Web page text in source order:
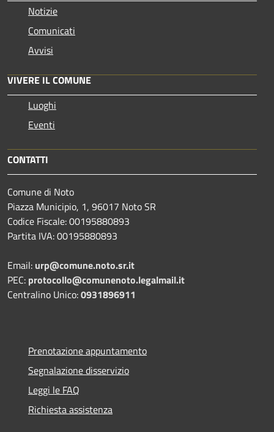
Notizie
Comunicati
Avvisi
VIVERE IL COMUNE
Luoghi
Eventi
CONTATTI
Comune di Noto
Piazza Municipio, 1, 96017 Noto SR
Codice Fiscale: 00195880893
Partita IVA: 00195880893
Email: urp@comune.noto.sr.it
PEC: protocollo@comunenoto.legalmail.it
Centralino Unico:0931896911
Prenotazione appuntamento
Segnalazione disservizio
Leggi le FAQ
Richiesta assistenza